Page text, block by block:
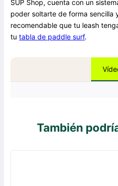
SUP Shop, cuenta con un
poder soltarte de forma sencilla
recomendable que tu leash
tutabla de paddle surf.
También